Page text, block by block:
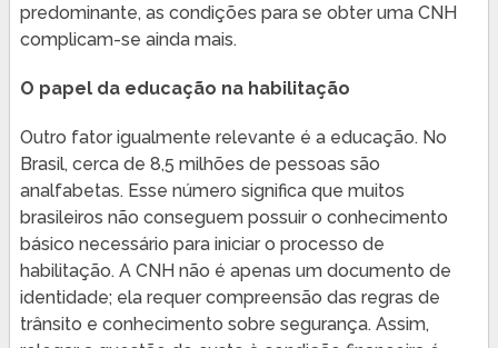
predominante, as condições para se obter uma CNH
complicam-se ainda mais.
O papel da educação na habilitação
Outro fator igualmente relevante é a educação. No
Brasil, cerca de 8,5 milhões de pessoas são
analfabetas. Esse número significa que muitos
brasileiros não conseguem possuir o conhecimento
básico necessário para iniciar o processo de
habilitação. A CNH não é apenas um documento de
identidade; ela requer compreensão das regras de
trânsito e conhecimento sobre segurança. Assim,